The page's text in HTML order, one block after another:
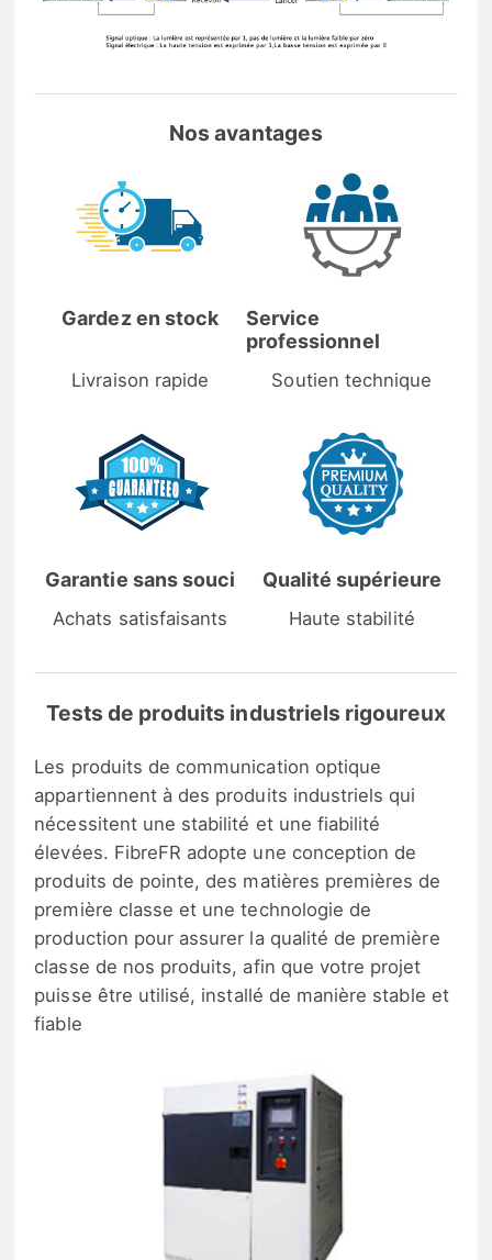
Nos avantages
Gardez en stock
Livraison rapide
Service
professionnel
Soutien technique
Garantie sans souci
Achats satisfaisants
Qualité supérieure
Haute stabilité
Tests de produits industriels rigoureux
Les produits de communication optique
appartiennent à des produits industriels qui
nécessitent une stabilité et une fiabilité
élevées. FibreFR adopte une conception de
produits de pointe, des matières premières de
première classe et une technologie de
production pour assurer la qualité de première
classe de nos produits, afin que votre projet
puisse être utilisé, installé de manière stable et
fiable